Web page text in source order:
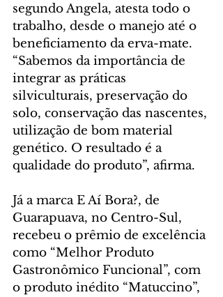
segundo Angela, atesta todo o
trabalho, desde o manejo até o
beneficiamento da erva-mate.
“Sabemos da importância de
integrar as práticas
silviculturais, preservação do
solo, conservação das nascentes,
utilização de bom material
genético. O resultado é a
qualidade do produto”, afirma.
Já a marca E Aí Bora?, de
Guarapuava, no Centro-Sul,
recebeu o prêmio de excelência
como “Melhor Produto
Gastronômico Funcional”, com
o produto inédito “Matuccino”,